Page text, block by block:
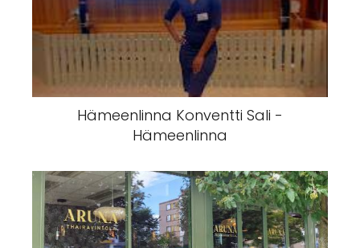
Hämeenlinna Konventti Sali -
Hämeenlinna